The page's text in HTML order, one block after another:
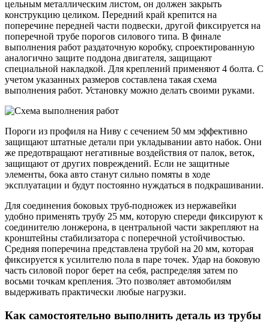
цельным металлическим листом, он должен закрыть
конструкцию целиком. Передний край крепится на
поперечине передней части подвески, другой фиксируется на
поперечной трубе порогов силового типа. В финале
выполнения работ раздаточную коробку, спроектированную
аналогично защите поддона двигателя, защищают
специальной накладкой. Для креплений применяют 4 болта. С
учетом указанных размеров составлена такая схема
выполнения работ. Установку можно делать своими руками.
Пороги из профиля на Ниву с сечением 50 мм эффективно
защищают штатные детали при укладывании авто набок. Они
же предотвращают негативные воздействия от палок, веток,
защищают от других повреждений. Если не защитные
элементы, бока авто станут сильно помяты в ходе
эксплуатации и будут постоянно нуждаться в подкрашивании.
Для соединения боковых труб-подножек из нержавейки
удобно применять трубу 25 мм, которую спереди фиксируют к
соединителю лонжерона, в центральной части закрепляют на
кронштейны стабилизатора с поперечной устойчивостью.
Средняя поперечина представлена трубой на 20 мм, которая
фиксируется к усилителю пола в паре точек. Удар на боковую
часть силовой порог берет на себя, распределяя затем по
восьми точкам крепления. Это позволяет автомобилям
выдерживать практически любые нагрузки.
Как самостоятельно выполнить деталь из трубы